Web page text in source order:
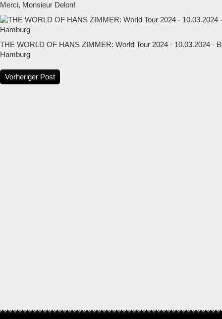
Merci, Monsieur Delon!
THE WORLD OF HANS ZIMMER: World Tour 2024 - 10.03.2024 -
Hamburg
Vorheriger Post